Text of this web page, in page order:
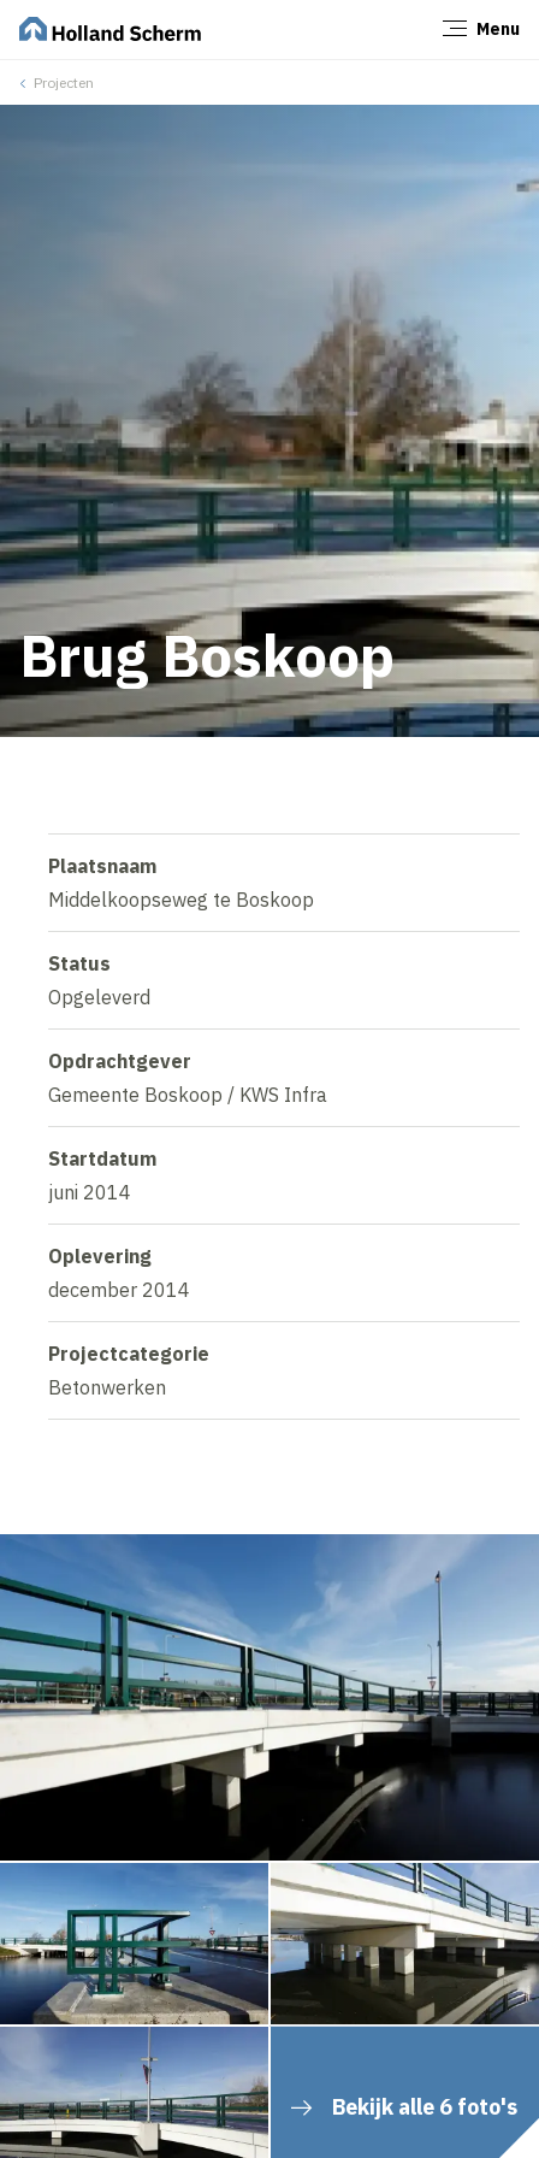
Menu
Projecten
Brug Boskoop
Plaatsnaam
Middelkoopseweg te Boskoop
Status
Opgeleverd
Opdrachtgever
Gemeente Boskoop / KWS Infra
Startdatum
juni 2014
Oplevering
december 2014
Projectcategorie
Betonwerken
Bekijk alle 6 foto's
Sluiten